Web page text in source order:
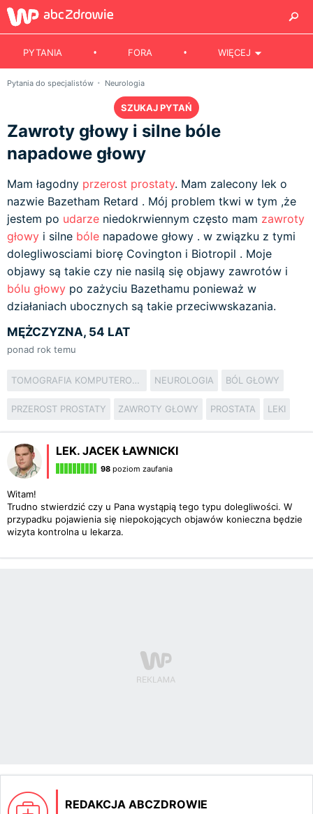
PYTANIA FORA WIĘCEJ
Pytania do specjalistów Neurologia
SZUKAJ PYTAŃ
Zawroty głowy i silne bóle
napadowe głowy
Mam łagodny przerost prostaty. Mam zalecony lek o
nazwie Bazetham Retard . Mój problem tkwi w tym ,że
jestem po udarze niedokrwiennym często mam zawroty
głowy i silne bóle napadowe głowy . w związku z tymi
dolegliwosciami biorę Covington i Biotropil . Moje
objawy są takie czy nie nasilą się objawy zawrotów i
bólu głowy po zażyciu Bazethamu ponieważ w
działaniach ubocznych są takie przeciwwskazania.
MĘŻCZYZNA, 54 LAT
ponad rok temu
TOMOGRAFIA KOMPUTEROWA NEUROLOGIA BÓL GŁOWY
PRZEROST PROSTATY ZAWROTY GŁOWY PROSTATA LEKI
LEK. JACEK ŁAWNICKI
98 poziom zaufania
Witam!
Trudno stwierdzić czy u Pana wystąpią tego typu dolegliwości. W
przypadku pojawienia się niepokojących objawów konieczna będzie
wizyta kontrolna u lekarza.
REDAKCJA ABCZDROWIE